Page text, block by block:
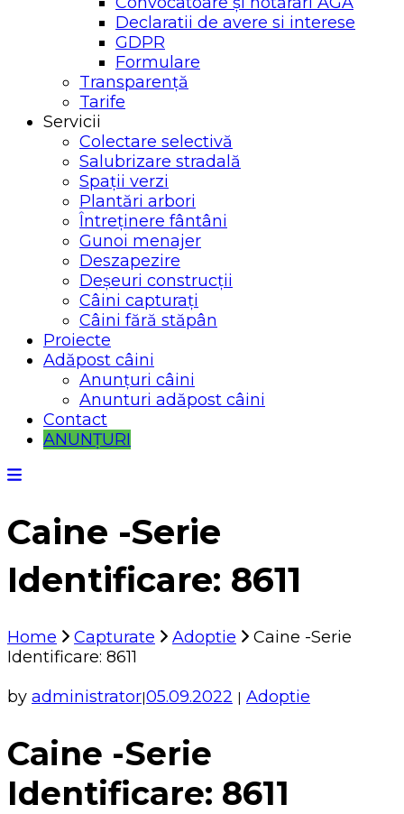
Declaratii de avere si interese
GDPR
Formulare
Transparență
Tarife
Servicii
Colectare selectivă
Salubrizare stradală
Spații verzi
Plantări arbori
Întreținere fântâni
Gunoi menajer
Deszapezire
Deșeuri construcții
Câini capturați
Câini fără stăpân
Proiecte
Adăpost câini
Anunțuri câini
Anunturi adăpost câini
Contact
ANUNȚURI
Caine -Serie
Identificare: 8611
Home Capturate Adoptie
Caine -Serie
Identificare: 8611
by administrator|05.09.2022 | Adoptie
Caine -Serie
Identificare: 8611